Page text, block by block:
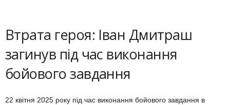
Втрата героя: Іван Дмитраш
загинув під час виконання
бойового завдання
22 квітня 2025 року під час виконання бойового завдання в